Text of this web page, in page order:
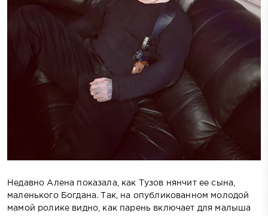
Недавно Алена показала, как Тузов нянчит ее сына,
маленького Богдана. Так, на опубликованном молодой
мамой ролике видно, как парень включает для малыша